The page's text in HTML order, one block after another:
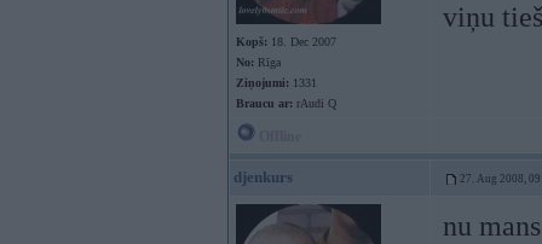
Kopš: 18. Dec 2007
No: Rīga
Ziņojumi: 1331
Braucu ar: rAudi Q
viņu
djenkurs 27. Aug 2008,
nu